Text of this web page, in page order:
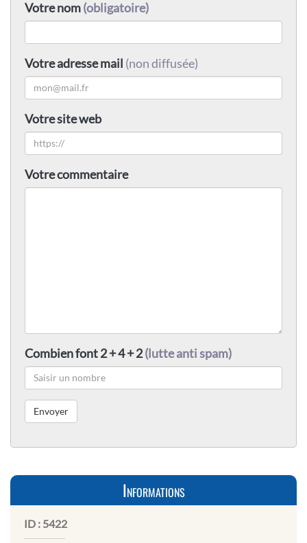
Votre nom(obligatoire)
Votre adresse mail (non diffusée)
Votre site web
Votre commentaire
Combien font 2 + 4 + 2(lutte anti spam)
Informations
ID : 5422